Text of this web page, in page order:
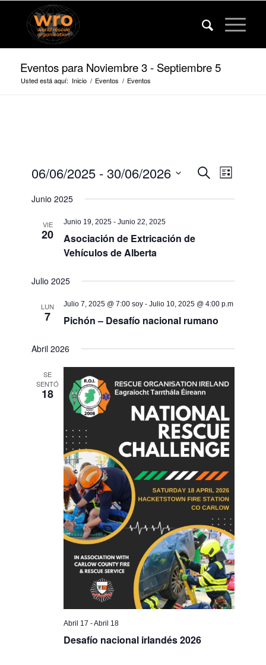
Eventos para Noviembre 3 - Septiembre 5
Usted está aquí: Inicio / Eventos / Eventos
Eventos
de
BuscarEvento
Vistas
de
Lista
06/06/2025 - 30/06/2026
de
Junio 2025
VIE
20
Junio 19, 2025 -Junio 22, 2025
Asociación de Extricación de
Vehículos de Alberta
Julio 2025
LUN
7
Julio 7, 2025 @ 7:00 soy -Julio 10, 2025 @ 4:00 p.m
Pichón – Desafío nacional rumano
Abril 2026
SE
SENTÓ
18
Abril 17 -Abril 18
Desafío nacional irlandés 2026